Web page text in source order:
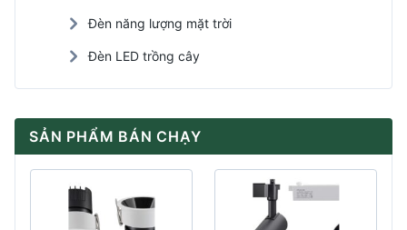
Đèn năng lượng mặt trời
Đèn LED trồng cây
SẢN PHẨM BÁN CHẠY